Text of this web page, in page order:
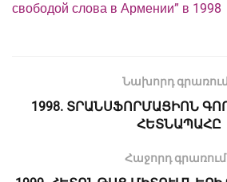
свободой слова в Армении” в 1998
Նախորդ
1998. ՏՐԱՆՍՖՈՐՄԱՑԻՈՆ
ՀԵՏՆԱՊԱՀԸ
Հաջորդ